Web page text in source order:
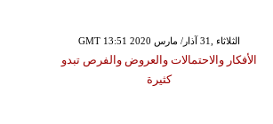
GMT 13:51 2020 الثلاثاء ,31 آذار/ مارس
الأفكار والاحتمالات والعروض والفرص تبدو
كثيرة